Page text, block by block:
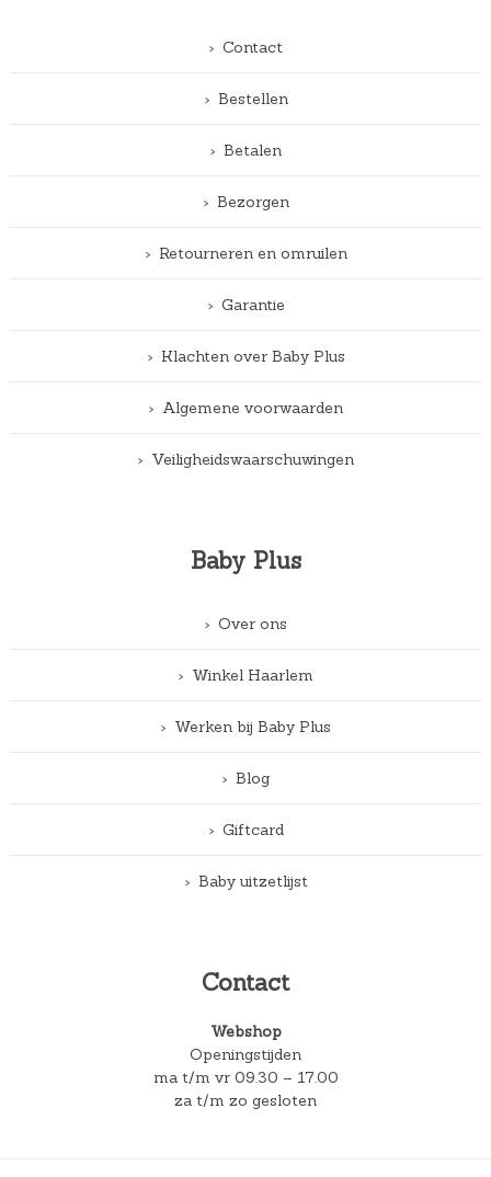
Contact
Bestellen
Betalen
Bezorgen
Retourneren en omruilen
Garantie
Klachten over Baby Plus
Algemene voorwaarden
Veiligheidswaarschuwingen
Baby Plus
Over ons
Winkel Haarlem
Werken bij Baby Plus
Blog
Giftcard
Baby uitzetlijst
Contact
Webshop
Openingstijden
ma t/m vr 09.30 – 17.00
za t/m zo gesloten